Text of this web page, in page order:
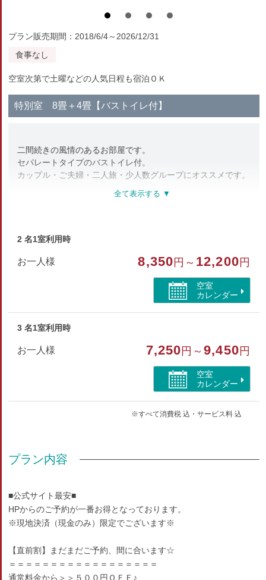
プラン販売期間：2018/6/4～2026/12/31
食事なし
空室次第で土曜などの人気日程も宿泊ＯＫ
特別室 8畳＋4畳【バストイレ付】
二間続きの風情のあるお部屋です。
セパレートタイプのバストイレ付。
カップル・ご夫婦・二人旅・少人数グループにオススメです。
和室
2 名1室利用時
お一人様 8,350 円～ 12,200 円
空室
カレンダー
3 名1室利用時
お一人様 7,250 円～9,450 円
空室
カレンダー
※すべて消費税 込・サービス料 込
プラン内容
■公式サイト最安■
HPからのご予約が一番お得となっております。
※現地決済（現金のみ）限定でございます※
【直前割】まだまだご予約、間に合います☆
＝＝＝＝＝＝＝＝＝＝＝＝＝＝＝＝＝＝
通常料金から＞＞５００円ＯＦＦ♪